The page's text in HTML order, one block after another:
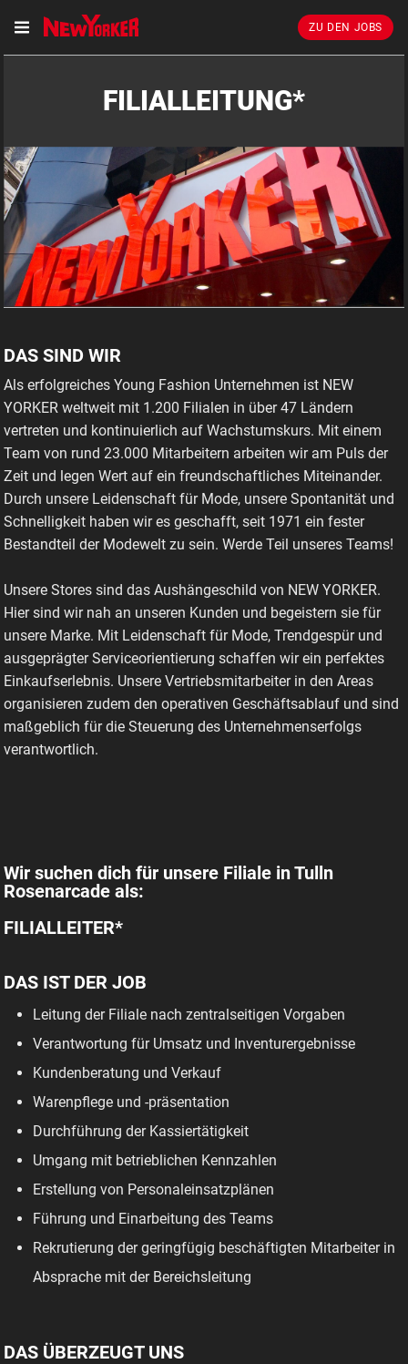
ZU DEN JOBS
FILIALLEITUNG*
DAS SIND WIR
Als erfolgreiches Young Fashion Unternehmen ist NEW
YORKER weltweit mit 1.200 Filialen in über 47 Ländern
vertreten und kontinuierlich auf Wachstumskurs. Mit einem
Team von rund 23.000 Mitarbeitern arbeiten wir am Puls der
Zeit und legen Wert auf ein freundschaftliches Miteinander.
Durch unsere Leidenschaft für Mode, unsere Spontanität und
Schnelligkeit haben wir es geschafft, seit 1971 ein fester
Bestandteil der Modewelt zu sein. Werde Teil unseres Teams!
Unsere Stores sind das Aushängeschild von NEW YORKER.
Hier sind wir nah an unseren Kunden und begeistern sie für
unsere Marke. Mit Leidenschaft für Mode, Trendgespür und
ausgeprägter Serviceorientierung schaffen wir ein perfektes
Einkaufserlebnis. Unsere Vertriebsmitarbeiter in den Areas
organisieren zudem den operativen Geschäftsablauf und sind
maßgeblich für die Steuerung des Unternehmenserfolgs
verantwortlich.
Wir suchen dich für unsere Filiale in Tulln
Rosenarcade als:
FILIALLEITER*
DAS IST DER JOB
Leitung der Filiale nach zentralseitigen Vorgaben
Verantwortung für Umsatz und Inventurergebnisse
Kundenberatung und Verkauf
Warenpflege und -präsentation
Durchführung der Kassiertätigkeit
Umgang mit betrieblichen Kennzahlen
Erstellung von Personaleinsatzplänen
Führung und Einarbeitung des Teams
Rekrutierung der geringfügig beschäftigten Mitarbeiter in
Absprache mit der Bereichsleitung
DAS ÜBERZEUGT UNS